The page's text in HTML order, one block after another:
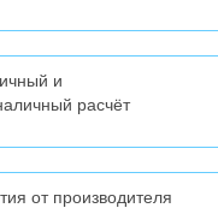
и
расчёт
от производителя